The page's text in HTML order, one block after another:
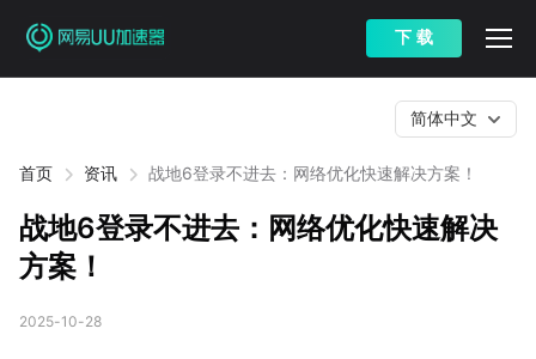
下 载
首页 资讯 战地6登录不进去：网络优化快速解决方案！
简体中文
战地6登录不进去：网络优化快速解决
方案！
2025-10-28